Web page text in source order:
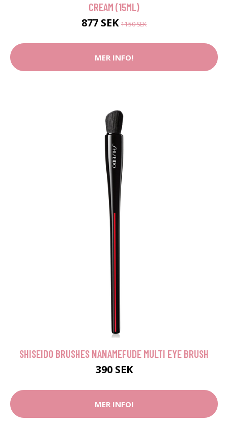
CREAM (15ML)
877 SEK 1150 SEK
MER INFO!
SHISEIDO BRUSHES NANAMEFUDE MULTI EYE BRUSH
390 SEK
MER INFO!